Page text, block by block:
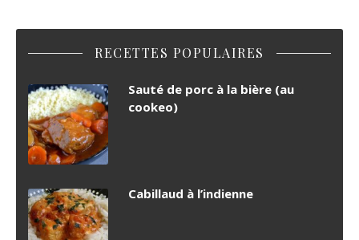
RECETTES POPULAIRES
Sauté de porc à la bière (au
cookeo)
Cabillaud à l’indienne